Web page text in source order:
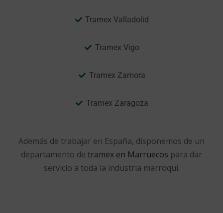
Tramex Valladolid
Tramex Vigo
Tramex Zamora
Tramex Zaragoza
Además de trabajar en España, disponemos de un
departamento de tramex en Marruecos para dar
servicio a toda la industria marroquí.